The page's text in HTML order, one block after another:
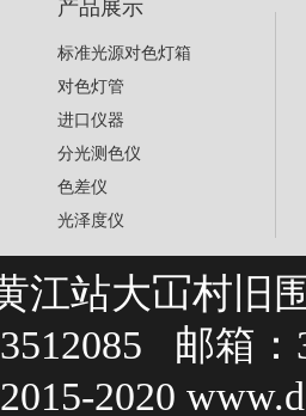
产品展示
标准光源对色灯箱
对色灯管
进口仪器
分光测色仪
色差仪
光泽度仪
江站大冚村旧
邮箱：
2020